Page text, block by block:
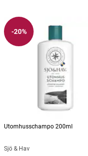
-20%
Utomhusschampo 200ml
Sjö & Hav